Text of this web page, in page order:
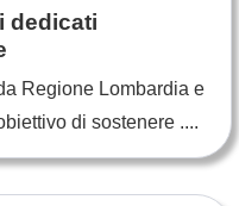
dedicati
Regione Lombardia e
di sostenere ....